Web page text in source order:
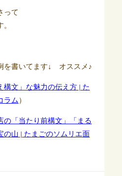
って
を書いてます↓ オススメ♪
構文」な魅力の伝え方 | た
ラム）
の「当たり前構文」「まる
の山 | たまごのソムリエ面